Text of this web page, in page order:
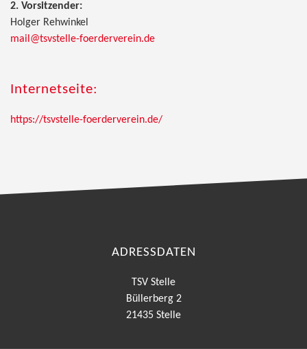
2. Vorsitzender:
Holger Rehwinkel
mail@tsvstelle-foerderverein.de
Internetseite:
https://tsvstelle-foerderverein.de/
ADRESSDATEN
TSV Stelle
Büllerberg 2
21435 Stelle